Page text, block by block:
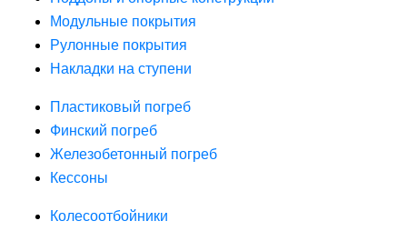
Модульные покрытия
Рулонные покрытия
Накладки на ступени
Пластиковый погреб
Финский погреб
Железобетонный погреб
Кессоны
Колесоотбойники